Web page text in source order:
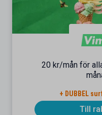
20 kr/mån för
+ DUBBEL
Till